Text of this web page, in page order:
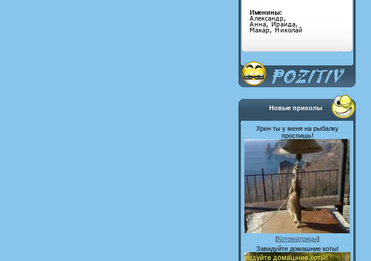
Новые приколы
Хрен ты у меня на рыбалку
проспишь!
[Котоматрицы]
Завидуйте домашние коты!